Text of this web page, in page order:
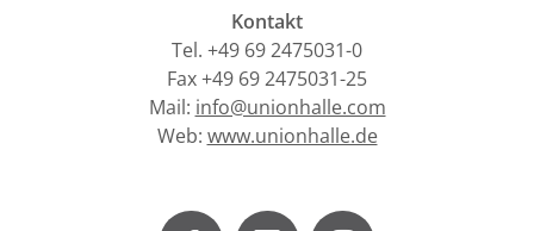
Kontakt
Tel. +49 69 2475031-0
Fax +49 69 2475031-25
Mail: info@unionhalle.com
Web: www.unionhalle.de